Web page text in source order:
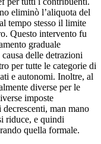
eliminò l’aliquota del
tempo stesso il limite
Questo intervento fu
graduale
delle detrazioni
per tutte le categorie di
e autonomi. Inoltre, al
diverse per le
imposte
man mano
riduce, e quindi
quella formale.